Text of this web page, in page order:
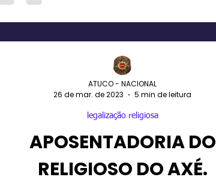
APOSENTADORIA DO
RELIGIOSO DO AXÉ.
legalização religiosa
ATUCO - NACIONAL
26 de mar. de 2023
5 min de leitura